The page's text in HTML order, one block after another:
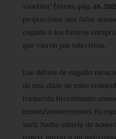
vaselina’ (Arens, pág. 65,
proporciona una falsa
engaña a los futuros
que vieron por televisión.
Los delitos de engaño
de una clase de robo
traducida literalmente
mente/conocimiento. Es
sutil. Nadie estaría de